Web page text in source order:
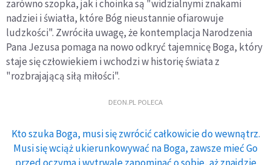
zarówno szopka, jak i choinka są "widzialnymi znakami
nadziei i światła, które Bóg nieustannie ofiarowuje
ludzkości". Zwróciła uwagę, że kontemplacja Narodzenia
Pana Jezusa pomaga na nowo odkryć tajemnicę Boga, który
staje się człowiekiem i wchodzi w historię świata z
"rozbrajającą siłą miłości".
DEON.PL POLECA
Kto szuka Boga, musi się zwrócić całkowicie do wewnątrz.
Musi się wciąż ukierunkowywać na Boga, zawsze mieć Go